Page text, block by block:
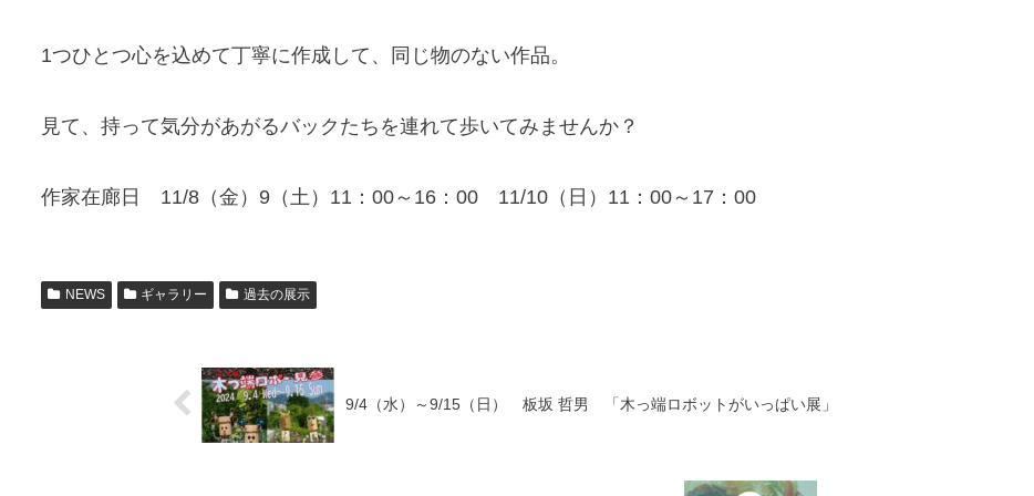
1つひとつ心を込めて丁寧に作成して、同じ物のない作品。
見て、持って気分があがるバックたちを連れて歩いてみませんか？
作家在廊日 11/8（金）9（土）11：00～16：00 11/10（日）11：00～17：00
NEWS ギャラリー 過去の展示
9/4（水）～9/15（日） 板坂 哲男 「木っ端ロボットがいっぱい展」